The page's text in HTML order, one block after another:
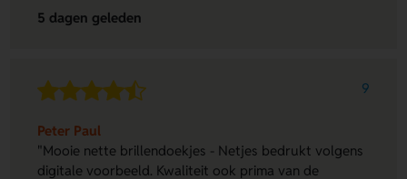
5 dagen geleden
9
Peter Paul
"Mooie nette brillendoekjes - Netjes bedrukt volgens
digitale voorbeeld. Kwaliteit ook prima van de